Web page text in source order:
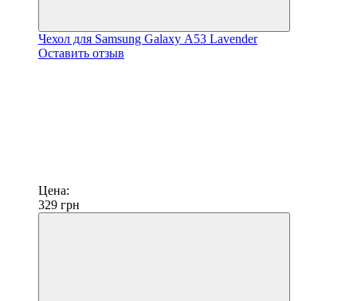
Чехол для Samsung Galaxy А53 Lavender
Оставить отзыв
Цена:
329 грн